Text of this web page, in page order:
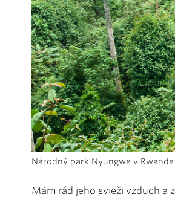
Národný park Nyungwe v
Mám rád jeho svieži vzduch a